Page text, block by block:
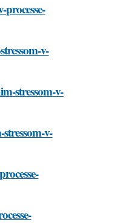
v-
stressom-v-
v-